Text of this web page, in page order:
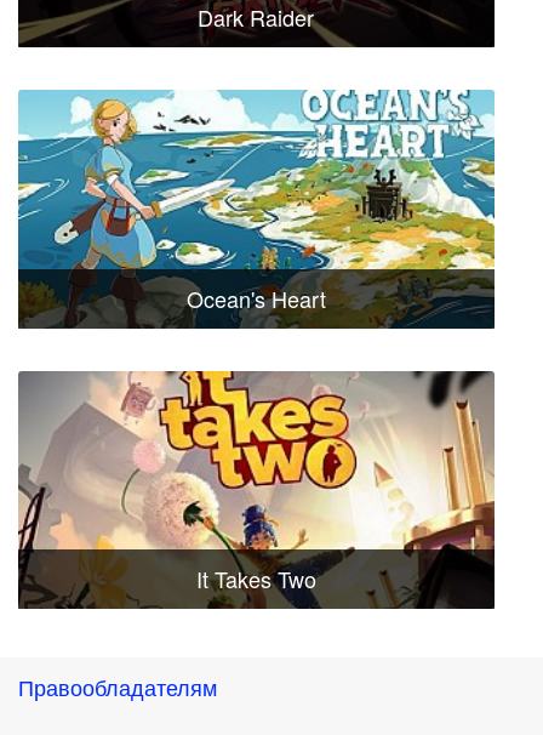
Dark Raider
Ocean's Heart
It Takes Two
Правообладателям